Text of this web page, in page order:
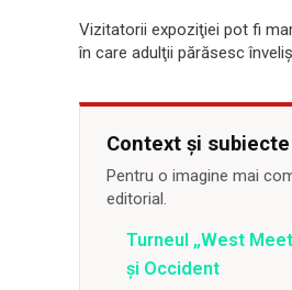
Vizitatorii expoziţiei pot fi
în care adulţii părăsesc
Context și
Pentru o imagine mai
editorial.
Turneul „West
și Occident